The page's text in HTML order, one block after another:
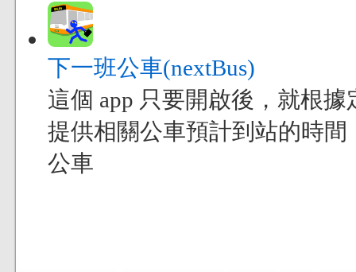
下一班公車(nextBus)
這個 app 只要開啟後，就根
提供相關公車預計到站的時
公車